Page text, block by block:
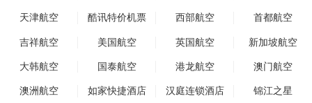
天津航空 酷讯特价机票 西部航空 首都航空
吉祥航空 美国航空 英国航空 新加坡航空
大韩航空 国泰航空 港龙航空 澳门航空
澳洲航空 如家快捷酒店 汉庭连锁酒店 锦江之星